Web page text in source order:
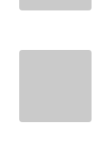
KEPRI
WN
PAPUA